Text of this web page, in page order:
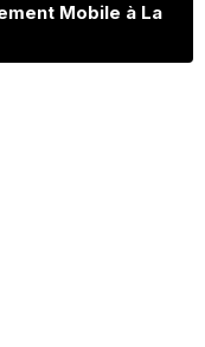
Mobile à La